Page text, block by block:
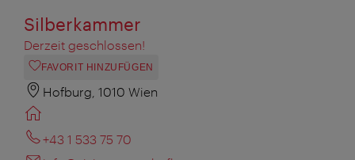
Silberkammer
Derzeit geschlossen!
FAVORIT HINZUFÜGEN
Hofburg, 1010 Wien
+43 1 533 75 70